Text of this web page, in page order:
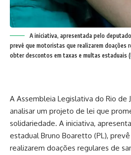
A iniciativa, apresentada pelo
prevê que motoristas que realizarem doações
obter descontos em taxas e multas estaduais
A Assembleia Legislativa do Rio de
analisar um projeto de lei que
solidariedade. A iniciativa,
estadual Bruno Boaretto (PL),
realizarem doações regulares de